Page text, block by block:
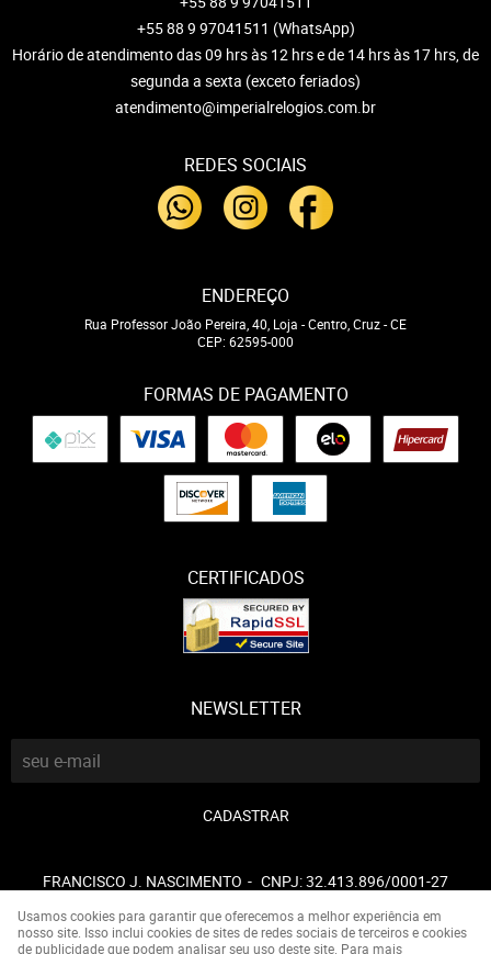
+55 88 9 97041511 (WhatsApp)
Horário de atendimento das 09 hrs às 12 hrs e de 14 hrs às 17 hrs, de
segunda a sexta (exceto feriados)
atendimento@imperialrelogios.com.br
REDES SOCIAIS
ENDEREÇO
Rua Professor João Pereira, 40, Loja -Centro, Cruz-CE
CEP: 62595-000
FORMAS DE PAGAMENTO
CERTIFICADOS
NEWSLETTER
CADASTRAR
FRANCISCO J. NASCIMENTO CNPJ: 32.413.896/0001-27
Usamos cookies para garantir que oferecemos a melhor experiência em
nosso site. Isso inclui cookies de sites de redes sociais de terceiros e cookies
de publicidade que podem analisar seu uso deste site. Para mais